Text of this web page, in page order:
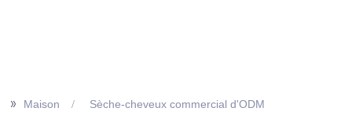
>> Maison Sèche-cheveux commercial d'ODM